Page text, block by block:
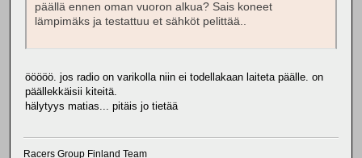
päällä ennen oman vuoron alkua? Sais koneet
lämpimäks ja testattuu et sähköt pelittää..
ööööö. jos radio on varikolla niin ei todellakaan laiteta päälle. on
päällekkäisii kiteitä.
hälytyys matias... pitäis jo tietää
Racers Group Finland Team